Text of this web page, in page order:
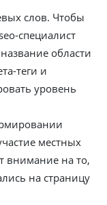
слов. Чтобы
специалист
области
теги и
уровень
местных
внимание на то,
на страницу